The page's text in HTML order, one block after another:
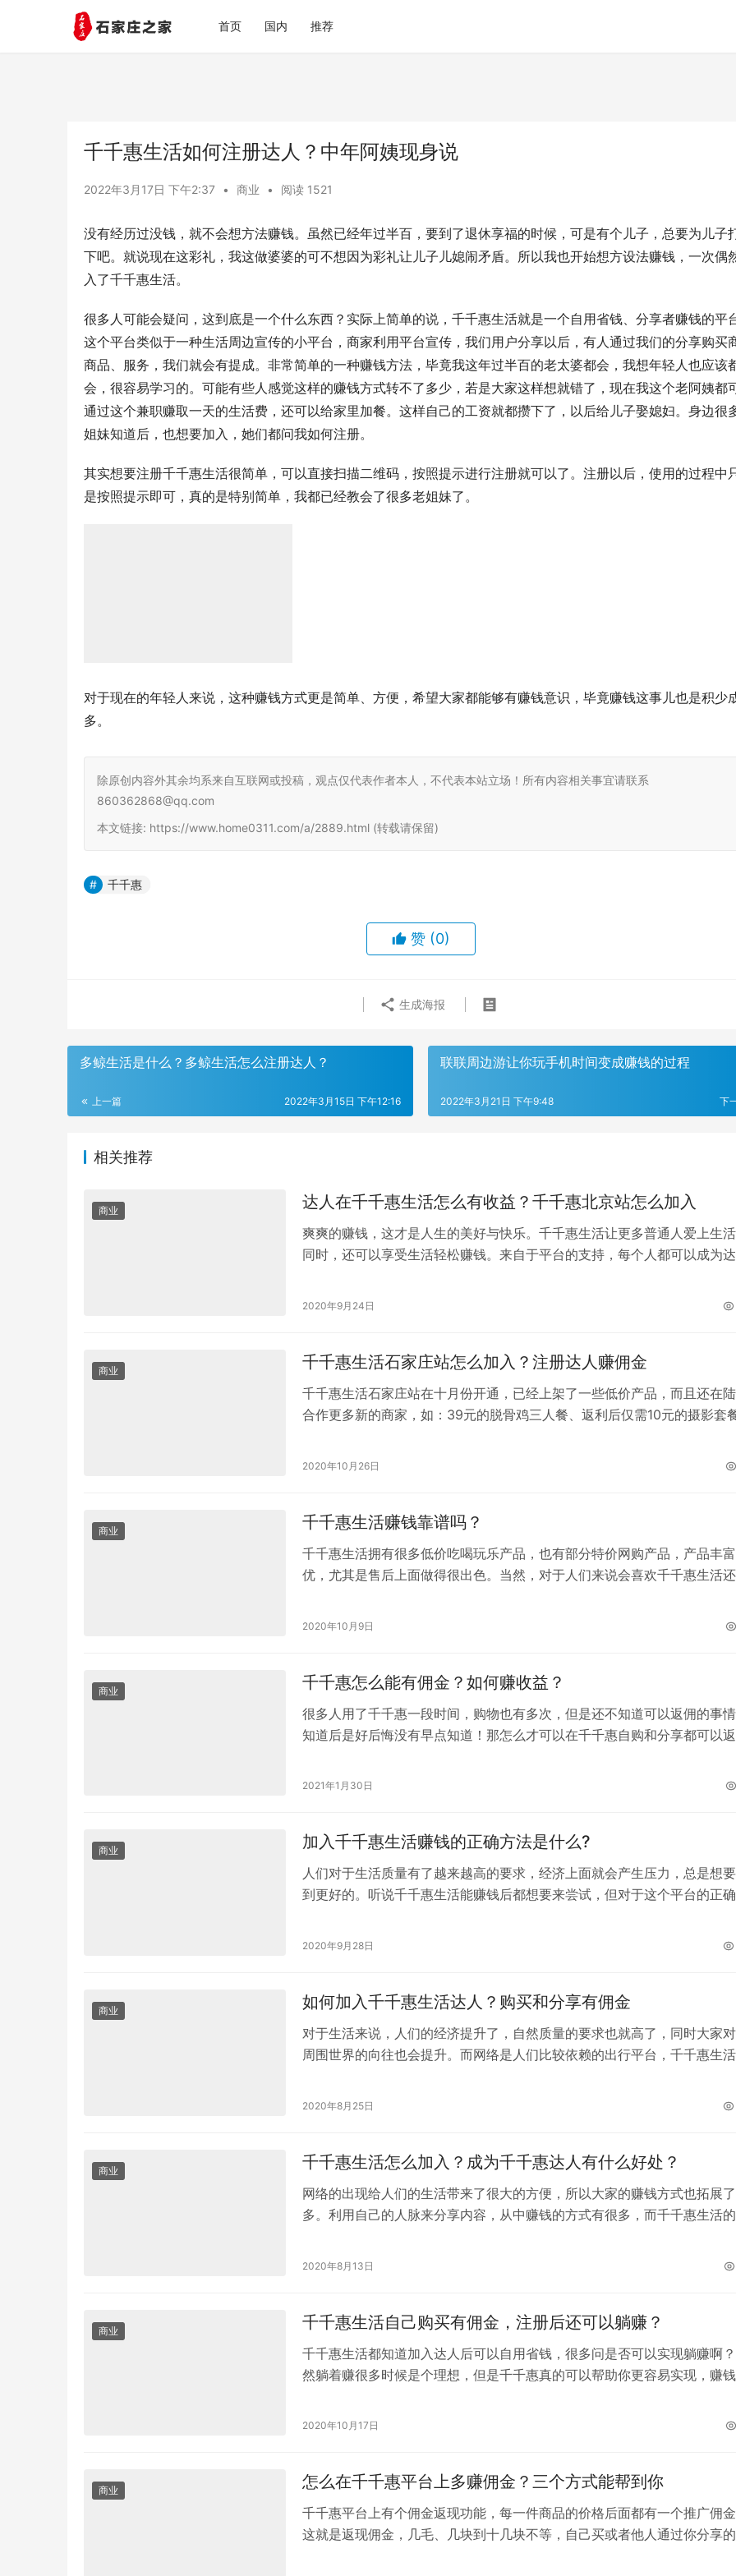
首页 国内 推荐
千千惠生活如何注册达人？中年阿姨现身说
2022年3月17日 下午2:37 • 商业 • 阅读 1521
没有经历过没钱，就不会想方法赚钱。虽然已经年过半百，要到了退休享福的时候，可是有个儿子，总要为儿子
下吧。就说现在这彩礼，我这做婆婆的可不想因为彩礼让儿子儿媳闹矛盾。所以我也开始想方设法赚钱，一次偶
入了千千惠生活。
很多人可能会疑问，这到底是一个什么东西？实际上简单的说，千千惠生活就是一个自用省钱、分享者赚钱的平台
这个平台类似于一种生活周边宣传的小平台，商家利用平台宣传，我们用户分享以后，有人通过我们的分享购买
商品、服务，我们就会有提成。非常简单的一种赚钱方法，毕竟我这年过半百的老太婆都会，我想年轻人也应该
会，很容易学习的。可能有些人感觉这样的赚钱方式转不了多少，若是大家这样想就错了，现在我这个老阿姨都
通过这个兼职赚取一天的生活费，还可以给家里加餐。这样自己的工资就都攒下了，以后给儿子娶媳妇。身边很
姐妹知道后，也想要加入，她们都问我如何注册。
其实想要注册千千惠生活很简单，可以直接扫描二维码，按照提示进行注册就可以了。注册以后，使用的过程中
是按照提示即可，真的是特别简单，我都已经教会了很多老姐妹了。
对于现在的年轻人来说，这种赚钱方式更是简单、方便，希望大家都能够有赚钱意识，毕竟赚钱这事儿也是积少
多。
除原创内容外其余均系来自互联网或投稿，观点仅代表作者本人，不代表本站立场！所有内容相关事宜请联系
860362868@qq.com
本文链接: https://www.home0311.com/a/2889.html (转载请保留)
千千惠
赞 (0)
生成海报
多鲸生活是什么？多鲸生活怎么注册达人？
上一篇 2022年3月15日 下午12:16
联联周边游让你玩手机时间变成赚钱的过程
下
2022年3月21日 下午9:48
相关推荐
商业 达人在千千惠生活怎么有收益？千千惠北京站怎么加入
爽爽的赚钱，这才是人生的美好与快乐。千千惠生活让更多普通人爱上生
同时，还可以享受生活轻松赚钱。来自于平台的支持，每个人都可以成为达
2020年9月24日
商业 千千惠生活石家庄站怎么加入？注册达人赚佣金
千千惠生活石家庄站在十月份开通，已经上架了一些低价产品，而且还在
合作更多新的商家，如：39元的脱骨鸡三人餐、返利后仅需10元的摄影套
2020年10月26日
商业 千千惠生活赚钱靠谱吗？
千千惠生活拥有很多低价吃喝玩乐产品，也有部分特价网购产品，产品丰
优，尤其是售后上面做得很出色。当然，对于人们来说会喜欢千千惠生活还
2020年10月9日
商业 千千惠怎么能有佣金？如何赚收益？
很多人用了千千惠一段时间，购物也有多次，但是还不知道可以返佣的事情
知道后是好后悔没有早点知道！那怎么才可以在千千惠自购和分享都可以返
2021年1月30日
商业 加入千千惠生活赚钱的正确方法是什么?
人们对于生活质量有了越来越高的要求，经济上面就会产生压力，总是想
到更好的。听说千千惠生活能赚钱后都想要来尝试，但对于这个平台的正确
2020年9月28日
商业 如何加入千千惠生活达人？购买和分享有佣金
对于生活来说，人们的经济提升了，自然质量的要求也就高了，同时大家
周围世界的向往也会提升。而网络是人们比较依赖的出行平台，千千惠生活
2020年8月25日
商业 千千惠生活怎么加入？成为千千惠达人有什么好处？
网络的出现给人们的生活带来了很大的方便，所以大家的赚钱方式也拓展
多。利用自己的人脉来分享内容，从中赚钱的方式有很多，而千千惠生活的
2020年8月13日
商业 千千惠生活自己购买有佣金，注册后还可以躺赚？
千千惠生活都知道加入达人后可以自用省钱，很多问是否可以实现躺赚啊
然躺着赚很多时候是个理想，但是千千惠真的可以帮助你更容易实现，赚钱
2020年10月17日
商业 怎么在千千惠平台上多赚佣金？三个方式能帮到你
千千惠平台上有个佣金返现功能，每一件商品的价格后面都有一个推广佣金
这就是返现佣金，几毛、几块到十几块不等，自己买或者他人通过你分享的